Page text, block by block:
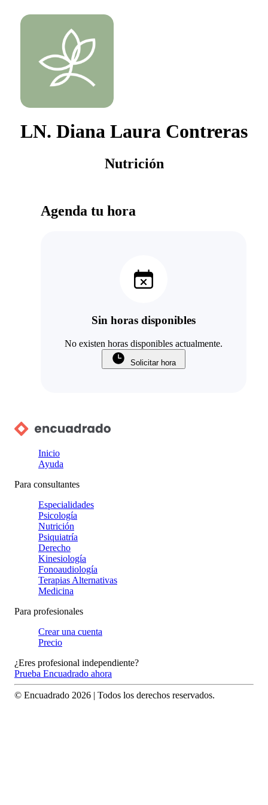
LN. Diana Laura Contreras
Nutrición
Agenda tu hora
Sin horas disponibles
No existen horas disponibles actualmente.
Solicitar hora
Inicio
Ayuda
Para consultantes
Especialidades
Psicología
Nutrición
Psiquiatría
Derecho
Kinesiología
Fonoaudiología
Terapias Alternativas
Medicina
Para profesionales
Crear una cuenta
Precio
¿Eres profesional independiente?
Prueba Encuadrado ahora
© Encuadrado 2026 | Todos los derechos reservados.